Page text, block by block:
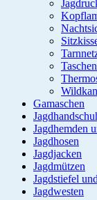
Gamaschen
Jagdhemden
Jagdhosen
Jagdjacken
Jagdmützen
Jagdstiefel
Jagdwesten